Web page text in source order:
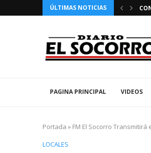
ÚLTIMAS NOTICIAS
PAGINA PRINCIPAL VIDEOS
Portada » FM El Socorro
LOCALES